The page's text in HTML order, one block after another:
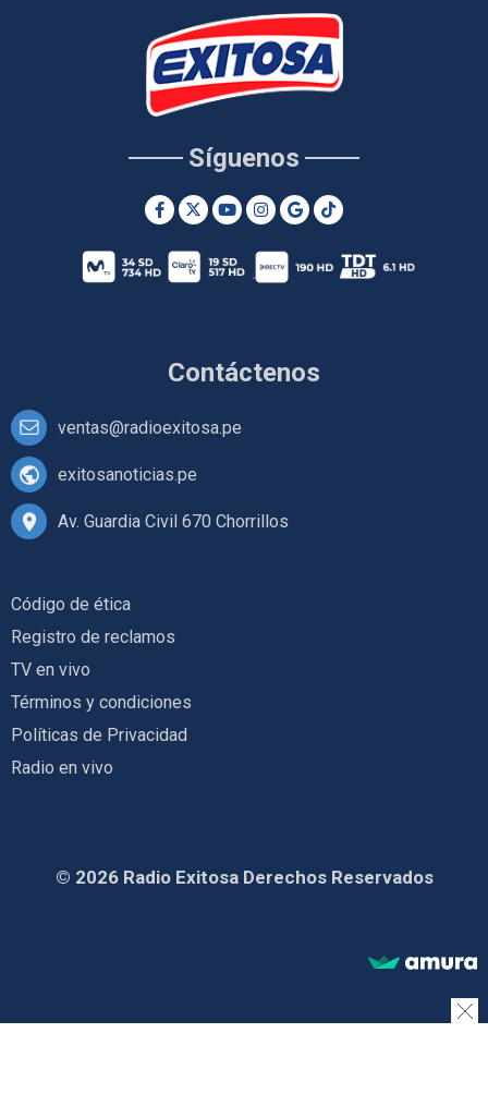
Contáctenos
ventas@radioexitosa.pe
exitosanoticias.pe
Av. Guardia Civil 670 Chorrillos
Síguenos
Código de ética
Registro de reclamos
TV en vivo
Términos y condiciones
Políticas de Privacidad
Radio en vivo
© 2026 Radio Exitosa Derechos Reservados